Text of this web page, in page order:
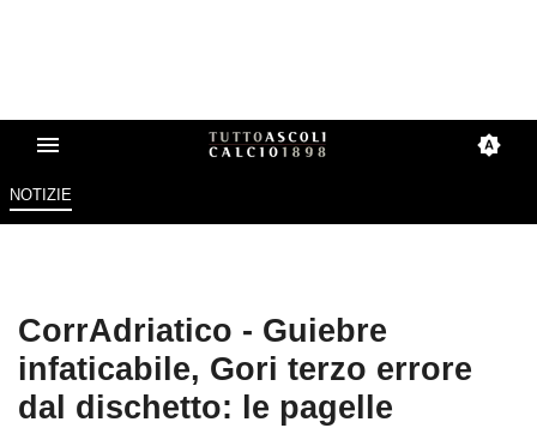
NOTIZIE
CorrAdriatico - Guiebre
infaticabile, Gori terzo errore
dal dischetto: le pagelle